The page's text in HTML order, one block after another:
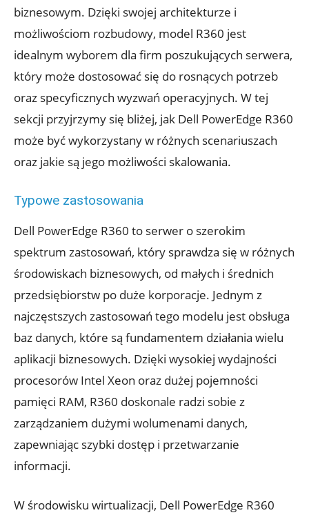
biznesowym. Dzięki swojej architekturze i
możliwościom rozbudowy, model R360 jest
idealnym wyborem dla firm poszukujących serwera,
który może dostosować się do rosnących potrzeb
oraz specyficznych wyzwań operacyjnych. W tej
sekcji przyjrzymy się bliżej, jak Dell PowerEdge R360
może być wykorzystany w różnych scenariuszach
oraz jakie są jego możliwości skalowania.
Typowe zastosowania
Dell PowerEdge R360 to serwer o szerokim
spektrum zastosowań, który sprawdza się w różnych
środowiskach biznesowych, od małych i średnich
przedsiębiorstw po duże korporacje. Jednym z
najczęstszych zastosowań tego modelu jest obsługa
baz danych, które są fundamentem działania wielu
aplikacji biznesowych. Dzięki wysokiej wydajności
procesorów Intel Xeon oraz dużej pojemności
pamięci RAM, R360 doskonale radzi sobie z
zarządzaniem dużymi wolumenami danych,
zapewniając szybki dostęp i przetwarzanie
informacji.
W środowisku wirtualizacji, Dell PowerEdge R360